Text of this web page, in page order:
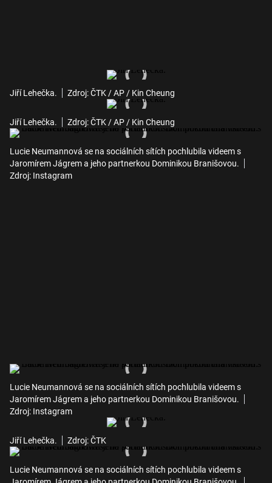
Jiří Lehečka. Zdroj: ČTK / AP / Kin Cheung
Jiří Lehečka. Zdroj: ČTK / AP / Kin Cheung
Lucie Neumannová se na sociálních sítích pochlubila videem s
Jaromírem Jágrem a jeho partnerkou Dominikou Branišovou.
Zdroj: Instagram
Lucie Neumannová se na sociálních sítích pochlubila videem s
Jaromírem Jágrem a jeho partnerkou Dominikou Branišovou.
Zdroj: Instagram
Jiří Lehečka. Zdroj: ČTK
Lucie Neumannová se na sociálních sítích pochlubila videem s